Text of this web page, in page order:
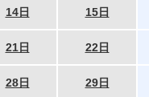
14日 15日
21日 22日
28日 29日